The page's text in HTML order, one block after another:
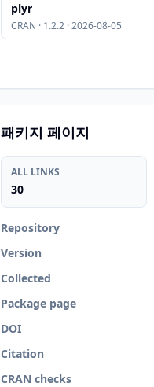
plyr
CRAN · 1.2.2 · 2026-08-05
패키지 페이지
ALL LINKS
30
Repository
Version
Collected
Package page
DOI
Citation
CRAN checks